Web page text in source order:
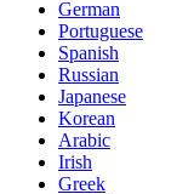
German
Portuguese
Spanish
Russian
Japanese
Korean
Arabic
Irish
Greek